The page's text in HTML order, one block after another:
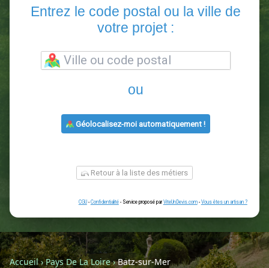
votre projet :
ou
Géolocalisez-moi automatiquement !
Accueil›Pays De La Loire›Batz-sur-Mer